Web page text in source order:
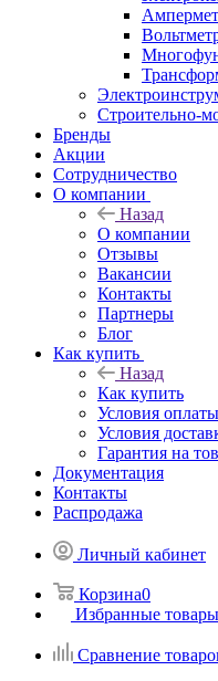
Строительно-
Бренды
Акции
Сотрудничество
О компании
Назад
О компании
Отзывы
Вакансии
Контакты
Партнеры
Блог
Как купить
Назад
Как купить
Условия оплаты
Условия
Гарантия на
Документация
Контакты
Распродажа
Личный кабинет
Корзина0
Избранные товары
Сравнение